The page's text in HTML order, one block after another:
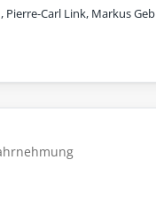
Pierre-Carl Link, Markus